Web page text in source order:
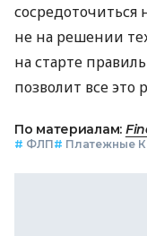
сосредоточиться
не на решении
на старте
позволит все это
По материалам:
# ФЛП# Платежные